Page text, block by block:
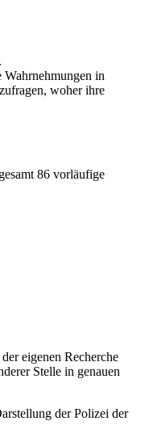
Wahrnehmungen in
woher ihre
86 vorläufige
eigenen Recherche
Stelle in genauen
der Polizei der